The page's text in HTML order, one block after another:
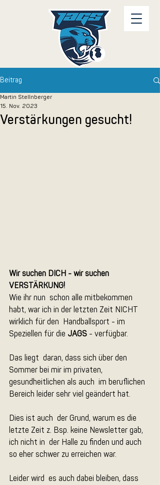
Beitrag
Verstärkungen gesucht!
Martin Stellnberger
15. Nov. 2023
Wir suchen DICH - wir suchen
VERSTÄRKUNG!
Wie ihr nun  schon alle mitbekommen
habt, war ich in der letzten Zeit NICHT
wirklich für den  Handballsport - im
Speziellen für die JAGS - verfügbar.
Das liegt  daran, dass sich über den
Sommer bei mir im privaten,
gesundheitlichen als auch  im beruflichen
Bereich leider sehr viel geändert hat.
Dies ist auch  der Grund, warum es die
letzte Zeit z. Bsp. keine Newsletter gab,
ich nicht in  der Halle zu finden und auch
so eher schwer zu erreichen war.
Leider wird  es auch dabei bleiben, dass